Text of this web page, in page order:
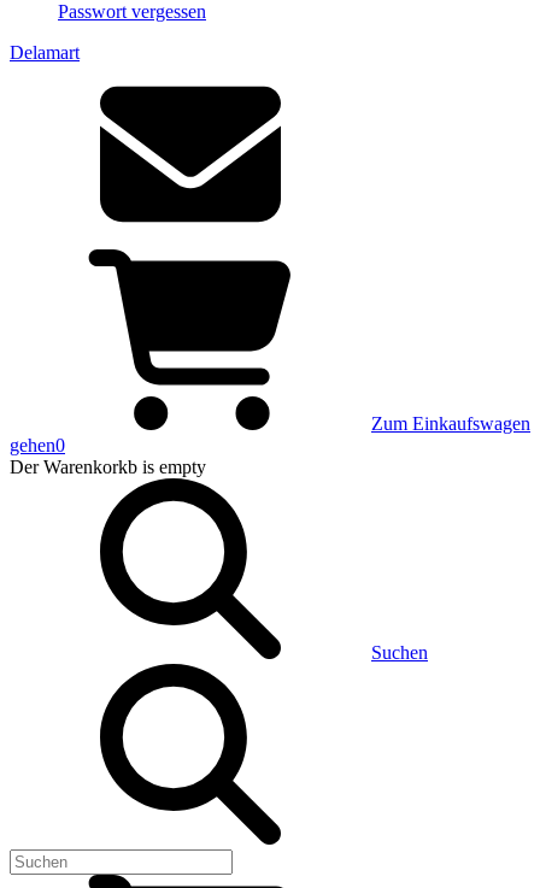
Passwort vergessen
Delamart
Zum Einkaufswagen
gehen0
Der Warenkorkb is empty
Suchen